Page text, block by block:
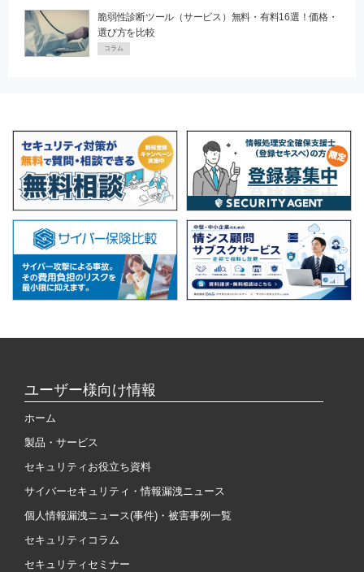
脆弱性診断ツール（サービス）無料・有料16選！価格・
選び方を比較
コラム
ユーザー様向け情報
ホーム
製品・サービス
セキュリティお役立ち資料
サイバーセキュリティ・情報漏洩ニュース
個人情報漏洩ニュース(事件)・被害事例一覧
セキュリティコラム
セキュリティセミナー